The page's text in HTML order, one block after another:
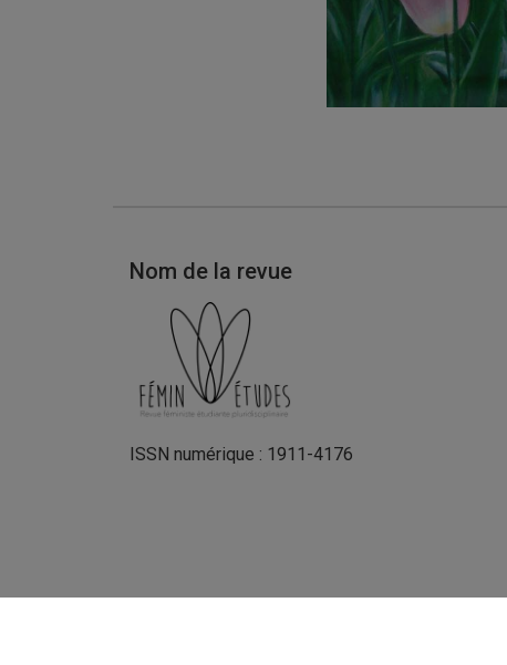
Nom de la revue
ISSN numérique : 1911-4176